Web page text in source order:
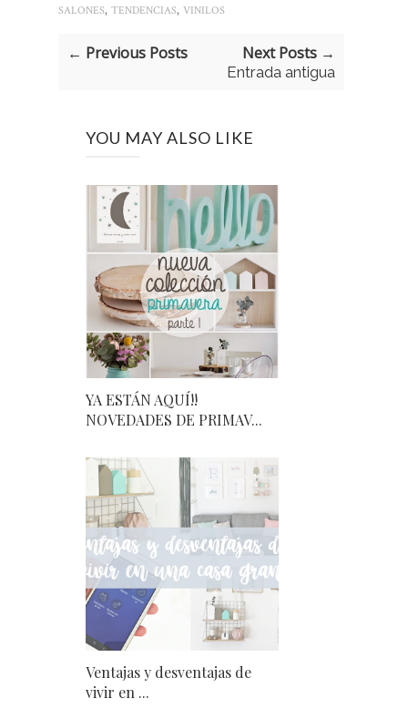
SALONES, TENDENCIAS, VINILOS
← Previous Posts Next Posts →
Entrada antigua
YOU MAY ALSO LIKE
YA ESTÁN AQUÍ!!
NOVEDADES DE PRIMAV...
Ventajas y desventajas de
vivir en ...